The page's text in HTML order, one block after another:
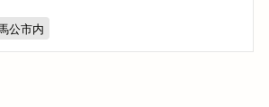
公市内